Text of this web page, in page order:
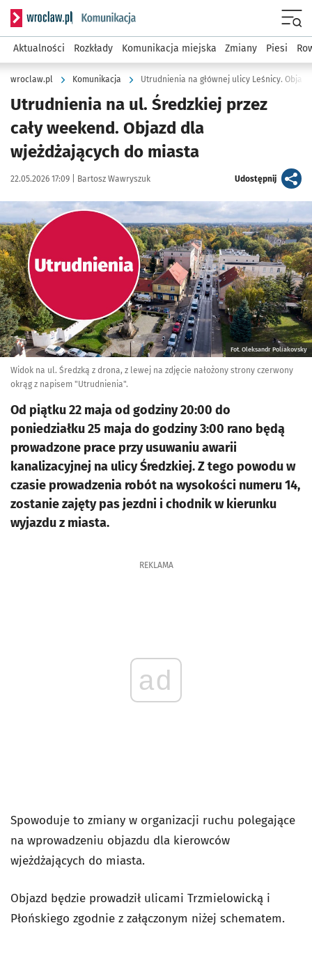
Serwis informacyjny wroclaw.pl podserwis: Komunikacja
Aktualności Rozkłady Komunikacja miejska Zmiany Piesi
wroclaw.pl Komunikacja Utrudnienia na głównej ulicy Leśnicy.
Utrudnienia na ul. Średzkiej przez
cały weekend. Objazd dla
wjeżdżających do miasta
Data publikacji:
22.05.2026 17:09 | Autor:
Bartosz Wawryszuk Udostępnijartykuł
Kliknij, aby powiększyć
Fot. Oleksandr Poliakovsky
Widok na ul. Średzką z drona, z lewej na zdjęcie nałożony strony czerwony
okrąg z napisem "Utrudnienia".
Od piątku 22 maja od godziny 20:00 do
poniedziałku 25 maja do godziny 3:00 rano będą
prowadzone prace przy usuwaniu awarii
kanalizacyjnej na ulicy Średzkiej. Z tego powodu w
czasie prowadzenia robót na wysokości numeru 14,
zostanie zajęty pas jezdni i chodnik w kierunku
wyjazdu z miasta.
REKLAMA
ad
Spowoduje to zmiany w organizacji ruchu polegające
na wprowadzeniu objazdu dla kierowców
wjeżdżających do miasta.
Objazd będzie prowadził ulicami Trzmielowicką i
Płońskiego zgodnie z załączonym niżej schematem.